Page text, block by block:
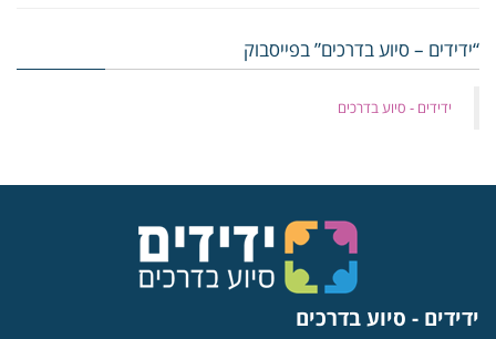
“ידידים – סיוע בדרכים” בפייסבוק
‏ידידים - סיוע בדרכים
ידידים - סיוע בדרכים